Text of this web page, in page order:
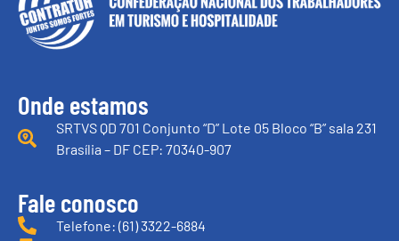
Onde estamos
SRTVS QD 701 Conjunto “D” Lote 05 Bloco “B” sala 231
Brasília – DF CEP: 70340-907
Fale conosco
Telefone: (61) 3322-6884